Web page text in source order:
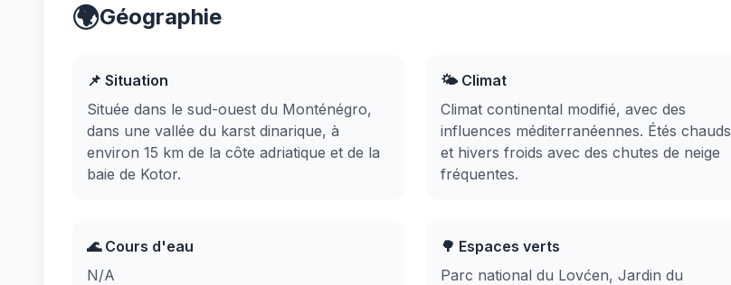
🌍Géographie
📌 Situation
Située dans le sud-ouest du Monténégro,
dans une vallée du karst dinarique, à
environ 15 km de la côte adriatique et de la
baie de Kotor.
🌤️ Climat
Climat continental modifié, avec des
influences méditerranéennes. Étés chauds
et hivers froids avec des chutes de neige
fréquentes.
🌊 Cours d'eau
N/A
🌳 Espaces verts
Parc national du Lovćen, Jardin du